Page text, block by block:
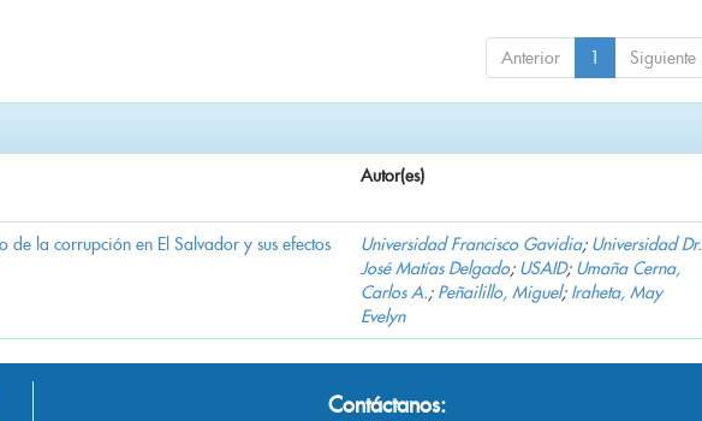
Anterior 1 Siguiente
Autor(es)
de la corrupción en El Salvador y sus efectos
Universidad Francisco Gavidia; Universidad Dr.
José Matías Delgado; USAID; Umaña Cerna,
Carlos A.; Peñailillo, Miguel; Iraheta, May
Evelyn
Contáctanos: